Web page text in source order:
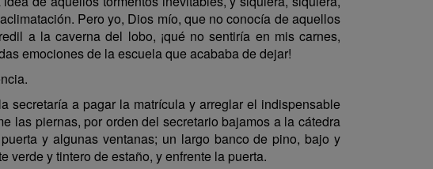
Pero yo, Dios mío, que no conocía de aquellos
a la caverna del lobo, ¡qué no sentiría en mis carnes,
emociones de la escuela que acababa de dejar!
secretaría a pagar la matrícula y arreglar el indispensable
las piernas, por orden del secretario bajamos a la cátedra
y algunas ventanas; un largo banco de pino, bajo y
verde y tintero de estaño, y enfrente la puerta.